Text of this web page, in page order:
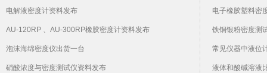
电解液密度计资料发布
AU-120RP 、AU-300RP橡胶密度计资料发布
泡沫海绵密度仪出货一台
硝酸浓度与密度测试仪资料发布
电子橡胶塑料密
铁铜银粉密度测
常见仪器中液位
液体和酸碱溶液